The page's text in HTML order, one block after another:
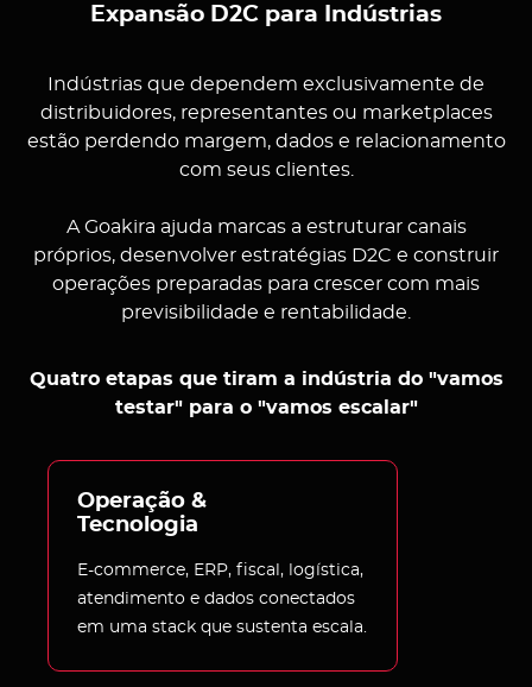
Expansão D2C para Indústrias
Indústrias que dependem exclusivamente de
distribuidores, representantes ou marketplaces
estão perdendo margem, dados e relacionamento
com seus clientes.
A Goakira ajuda marcas a estruturar canais
próprios, desenvolver estratégias D2C e construir
operações preparadas para crescer com mais
previsibilidade e rentabilidade.
Quatro etapas que tiram a indústria do "vamos
testar" para o "vamos escalar"
Operação &
Tecnologia
E-commerce, ERP, fiscal, logística,
atendimento e dados conectados
em uma stack que sustenta escala.